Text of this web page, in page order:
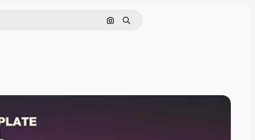
Pesquisar por imagem
Buscar